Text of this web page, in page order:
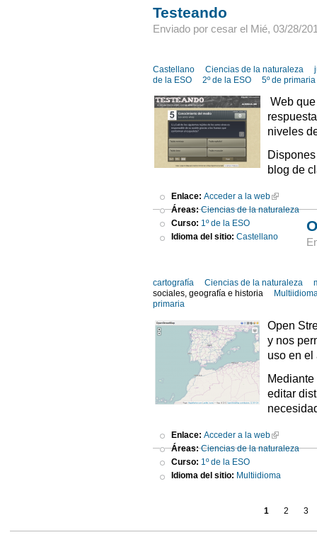
Testeando
Enviado por cesar el Mié, 03/28/
Castellano Ciencias de la naturaleza
de la ESO
2º de la ESO 5º de primaria
Web
niveles
blog de
Enlace:Acceder a la web
Áreas:Ciencias de la naturaleza
Curso: 1º de la ESO
Idioma del sitio:Castellano
cartografía Ciencias de la naturaleza
sociales, geografía e historia
primaria
Open
y nos
uso en el
editar
Enlace:Acceder a la web
Áreas:Ciencias de la naturaleza
Curso: 1º de la ESO
Idioma del sitio: Multiidioma
1 2 3